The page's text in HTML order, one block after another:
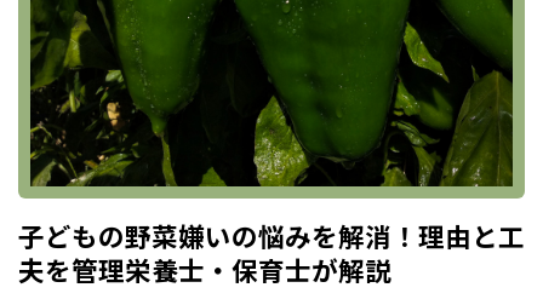
子どもの野菜嫌いの悩みを解消！理由と工
夫を管理栄養士・保育士が解説